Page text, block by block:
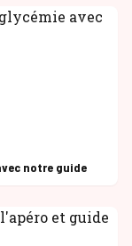
notre guide